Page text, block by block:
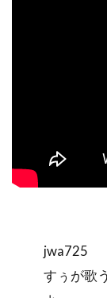
jwa725
すぅが歌